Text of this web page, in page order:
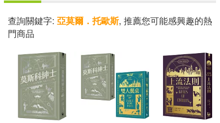
Conunova / Pierre Génisson /
Moreau / Rosanne Philippens /
Quatuor Diotima)
查詢關鍵字: 亞莫爾．托歐斯, 推薦您可能感興趣的熱
門商品